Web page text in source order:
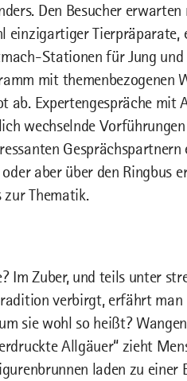
Den Besucher
einzigartiger
Stationen für Jung und
mit themenbezogenen
ab. Expertengespräche
wechselnde
aber über den Ringbus
zur Thematik.
Im Zuber, und teils unter
verbirgt, erfährt man
sie wohl so heißt?
Allgäuer“ zieht
laden zu einer